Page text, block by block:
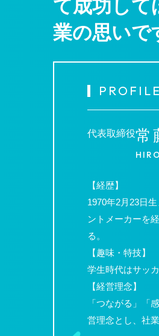
て成功して
業の思いで
PROFILE
代表取締役常
【経歴】
1970年2月23日
ントメーカーを
る。
【趣味・特技】
学生時代はサッ
【経営理念】
「つながる」「
営理念とし、社